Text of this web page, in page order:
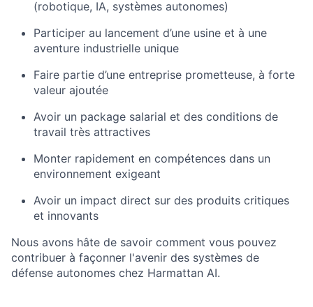
(robotique, IA, systèmes autonomes)
Participer au lancement d’une usine et à une
aventure industrielle unique
Faire partie d’une entreprise prometteuse, à forte
valeur ajoutée
Avoir un package salarial et des conditions de
travail très attractives
Monter rapidement en compétences dans un
environnement exigeant
Avoir un impact direct sur des produits critiques
et innovants
Nous avons hâte de savoir comment vous pouvez
contribuer à façonner l'avenir des systèmes de
défense autonomes chez Harmattan AI.